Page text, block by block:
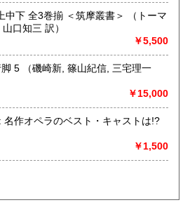
3巻揃 ＜筑摩叢書＞ （トーマ
口知三 訳）
￥5,500
宅理一
￥15,000
名作オペラのベスト・キャストは!?
￥1,500